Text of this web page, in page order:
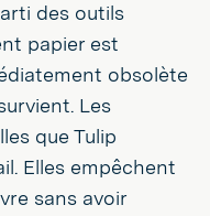
des outils
papier est
obsolète
Les
que Tulip
Elles empêchent
sans avoir